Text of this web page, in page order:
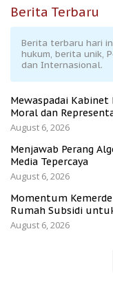
Berita Terbaru
Berita terbaru hari
hukum, berita unik,
dan Internasional.
Mewaspadai
Moral dan
August 6, 2026
Menjawab Perang
Media Tepercaya
August 6, 2026
Momentum
Rumah Subsidi
August 6, 2026